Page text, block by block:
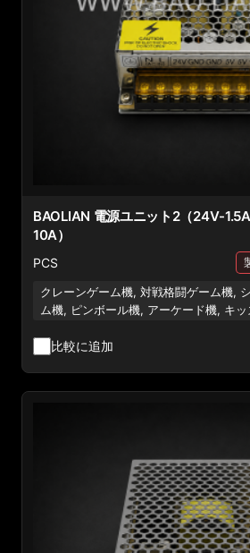
BAOLIAN 電源ユニット2（24V-
10A）
PCS
クレーンゲーム機, 対戦格闘ゲーム機,
ム機, ピンボール機, アーケード機, キッ
比較に追加